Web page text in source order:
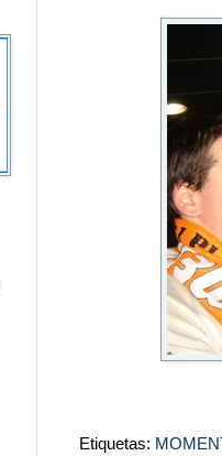
Etiquetas: